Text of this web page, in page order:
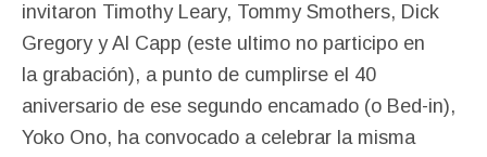
invitaron Timothy Leary, Tommy Smothers, Dick
Gregory y Al Capp (este ultimo no participo en
la grabación), a punto de cumplirse el 40
aniversario de ese segundo encamado (o Bed-in),
Yoko Ono, ha convocado a celebrar la misma